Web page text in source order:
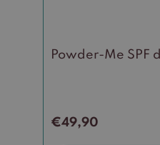
Powder-Me SPF
€49,90
de